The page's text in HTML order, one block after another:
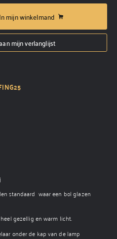
In mijn winkelmand
mijn verlanglijst
standaard waar een bol glazen
gezellig en warm licht.
onder de kap van de lamp